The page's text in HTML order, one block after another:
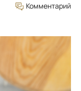
Комментарий